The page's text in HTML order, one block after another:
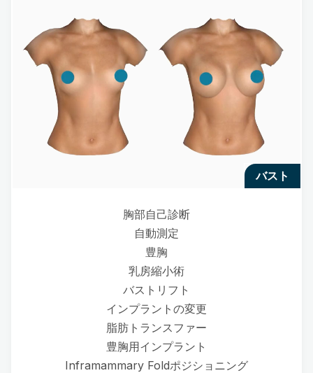
バスト
胸部自己診断
自動測定
豊胸
乳房縮小術
バストリフト
インプラントの変更
脂肪トランスファー
豊胸用インプラント
Inframammary Foldポジショニング